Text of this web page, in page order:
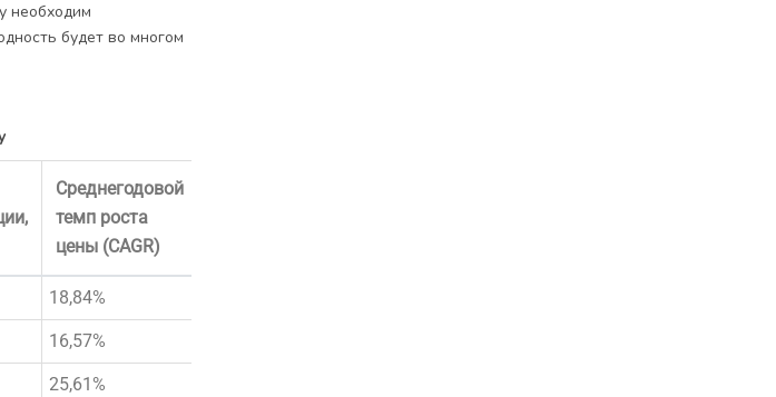
необходим
будет во многом
Среднегодовой
темп роста
цены (CAGR)
18,84%
16,57%
25,61%